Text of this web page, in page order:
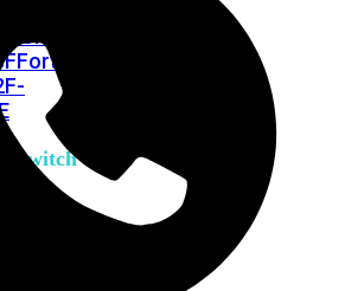
FortiSwitchRugged